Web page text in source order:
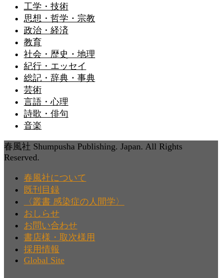
工学・技術
思想・哲学・宗教
政治・経済
教育
社会・歴史・地理
紀行・エッセイ
総記・辞典・事典
芸術
言語・心理
詩歌・俳句
音楽
春風社 Shumpusha Publishing. Japan. All Rights
Reserved.
春風社について
既刊目録
〈叢書 感染症の人間学〉
おしらせ
お問い合わせ
書店様・取次様用
採用情報
Global Site